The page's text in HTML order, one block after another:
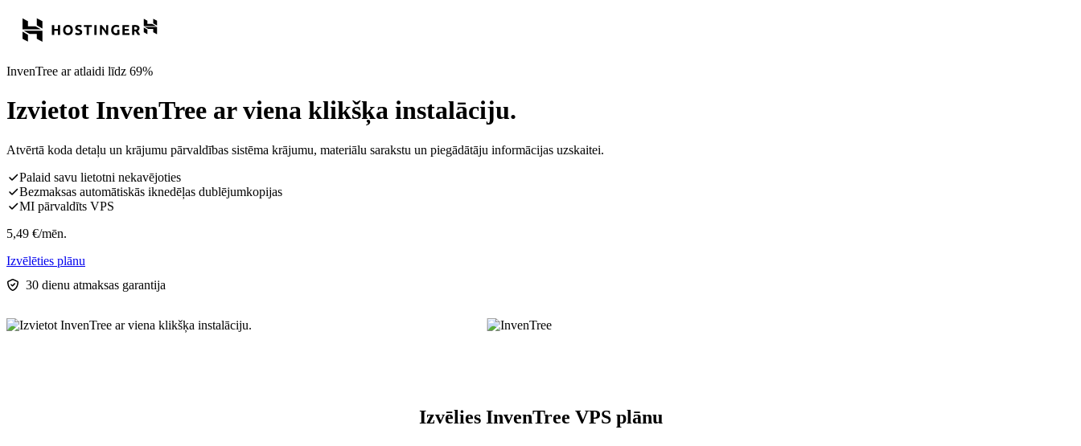
InvenTree ar atlaidi līdz 69%
Izvietot InvenTree ar viena klikšķa instalāciju.
Atvērtā koda detaļu un krājumu pārvaldības sistēma krājumu, materiālu sarakstu un piegādātāju informācijas uzskaitei.
Palaid savu lietotni nekavējoties
Bezmaksas automātiskās iknedēļas dublējumkopijas
MI pārvaldīts VPS
5,49 €/mēn.
Izvēlēties plānu
30 dienu atmaksas garantija
Izvēlies InvenTree VPS plānu